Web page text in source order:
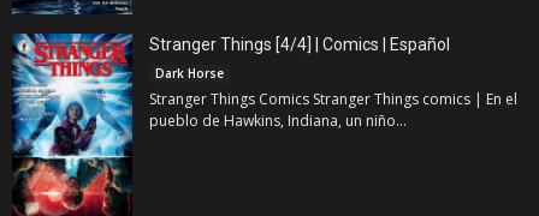
Stranger Things [4/4] | Comics | Español
Dark Horse
Stranger Things Comics Stranger Things comics | En el
pueblo de Hawkins, Indiana, un niño...